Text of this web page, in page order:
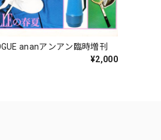
ananアンアン臨時増刊
¥2,000